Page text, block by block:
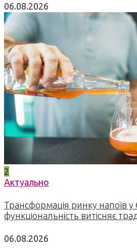
06.08.2026
2
Актуально
Трансформація ринку напоїв у
функціональність витісняє
06.08.2026